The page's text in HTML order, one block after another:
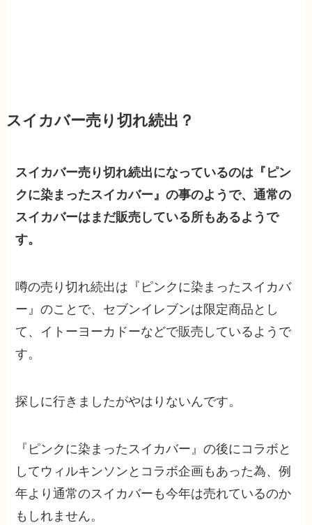
スイカバー売り切れ続出？
スイカバー売り切れ続出になっているのは『ピン
クに染まったスイカバー』の事のようで、通常の
スイカバーはまだ販売している所もあるようで
す。
噂の売り切れ続出は『ピンクに染まったスイカバ
ー』のことで、セブンイレブンは限定商品とし
て、イトーヨーカドーなどで販売しているようで
す。
探しに行きましたがやはりないんです。
『ピンクに染まったスイカバー』の後にコラボと
してウィルキンソンとコラボ企画もあった為、例
年より通常のスイカバーも今年は売れているのか
もしれません。